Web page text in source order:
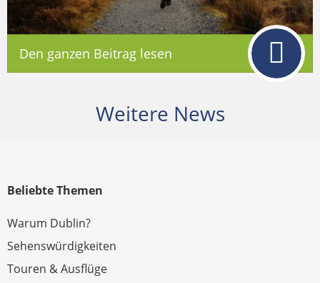
Den ganzen Beitrag lesen
Weitere News
Beliebte Themen
Warum Dublin?
Sehenswürdigkeiten
Touren & Ausflüge